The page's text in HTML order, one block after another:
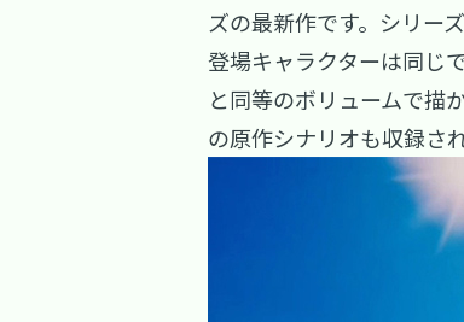
ズの最新作です。シリー
登場キャラクターは同じ
と同等のボリュームで描
の原作シナリオも収録され